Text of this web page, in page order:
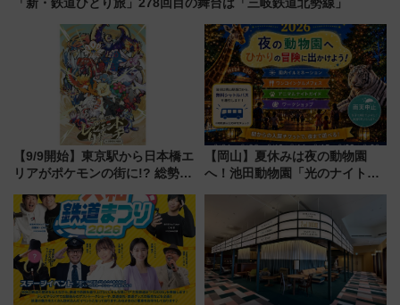
【9/9開始】東京駅から日本橋エ
リアがポケモンの街に!? 総勢
リサーチ」本格謎解き・グッズ
情報まとめ
【岡山】夏休みは夜の動物園
へ！池田動物園「光のナイトズ